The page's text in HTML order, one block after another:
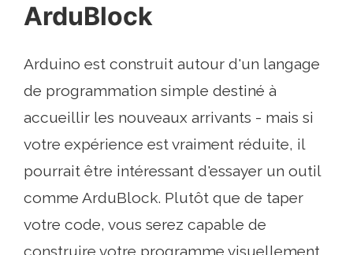
ArduBlock
Arduino est construit autour d'un langage
de programmation simple destiné à
accueillir les nouveaux arrivants - mais si
votre expérience est vraiment réduite, il
pourrait être intéressant d'essayer un outil
comme ArduBlock. Plutôt que de taper
votre code, vous serez capable de
construire votre programme visuellement